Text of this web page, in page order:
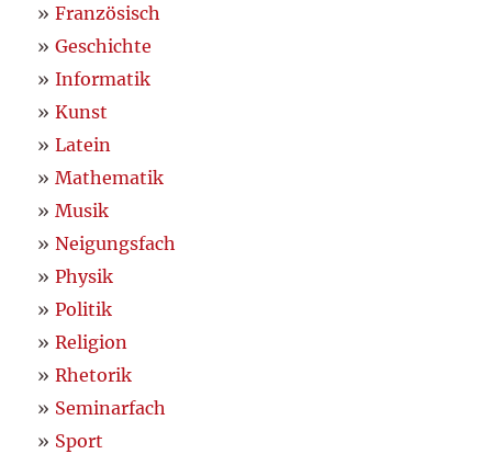
Französisch
Geschichte
Informatik
Kunst
Latein
Mathematik
Musik
Neigungsfach
Physik
Politik
Religion
Rhetorik
Seminarfach
Sport